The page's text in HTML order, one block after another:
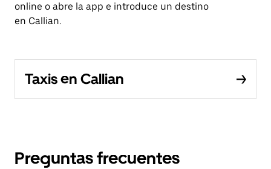
online o abre la app e introduce un destino
en Callian.
Taxis en Callian
Preguntas frecuentes